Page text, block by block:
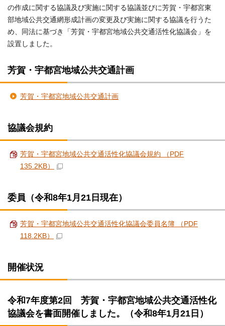
の作成に関する協議及び実施に関する協議並びに芳賀・宇都宮東
部地域公共交通網形成計画の変更及び実施に関する協議を行うた
め、同法に基づき「芳賀・宇都宮地域公共交通活性化協議会」を
設置しました。
芳賀・宇都宮地域公共交通計画
芳賀・宇都宮地域公共交通計画
協議会規約
芳賀・宇都宮地域公共交通活性化協議会規約 （PDF
135.2KB）
委員（令和8年1月21日現在）
芳賀・宇都宮地域公共交通活性化協議会委員名簿 （PDF
118.2KB）
開催状況
令和7年度第2回 芳賀・宇都宮地域公共交通活性化
協議会を書面開催しました。（令和8年1月21日）